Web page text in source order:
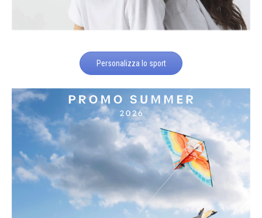
Personalizza lo sport